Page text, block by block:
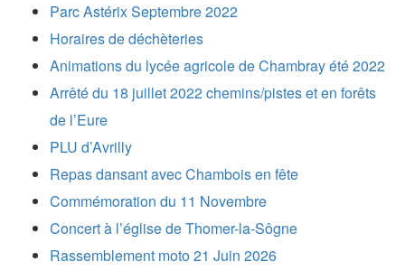
Parc Astérix Septembre 2022
Horaires de déchèteries
Animations du lycée agricole de Chambray été 2022
Arrêté du 18 juillet 2022 chemins/pistes et en forêts
de l’Eure
PLU d’Avrilly
Repas dansant avec Chambois en fête
Commémoration du 11 Novembre
Concert à l’église de Thomer-la-Sôgne
Rassemblement moto 21 Juin 2026